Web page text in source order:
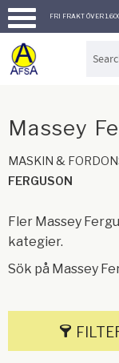
Menu
FRI FRAKT ÖVER
Massey
MASKIN &
FERGUSON
Fler Massey
kategier.
Sök på Massey